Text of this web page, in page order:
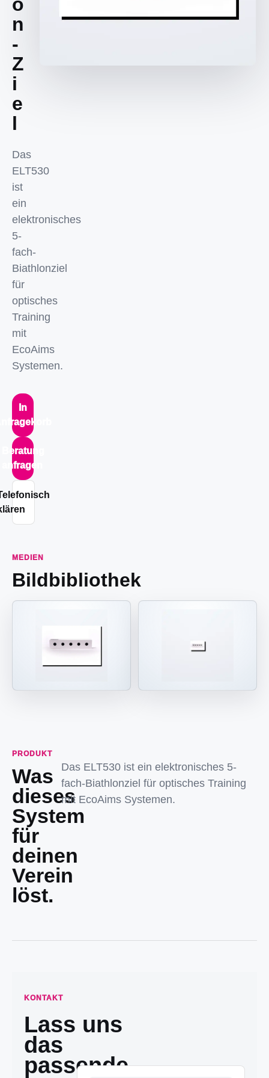
n
-
Z
i
e
l
Das
ELT530
ist
ein
elektronisches
5-
fach-
Biathlonziel
für
optisches
Training
mit
EcoAims
Systemen.
In
Beratung
anfragen
MEDIEN
Bildbibliothek
PRODUKT
Was
dieses
System
für
deinen
Verein
löst.
Das ELT530 ist ein elektronisches 5-
fach-Biathlonziel für optisches Training
mit EcoAims Systemen.
KONTAKT
Lass uns
das
passende